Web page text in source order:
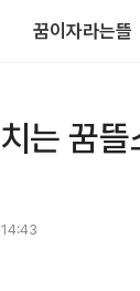
꿈이자라는뜰
는 꿈